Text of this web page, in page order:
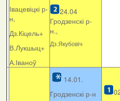
Івацевіцкі р-
н,
Дз.Кіцель+
В.Лукшыц+
А.Іваноў
24.04
Гродзенскі р-
н.,
Дз.Якубовіч
14.01.
Гродзенскі р-н